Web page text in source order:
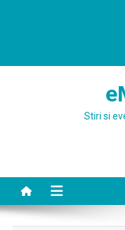
Stiri si